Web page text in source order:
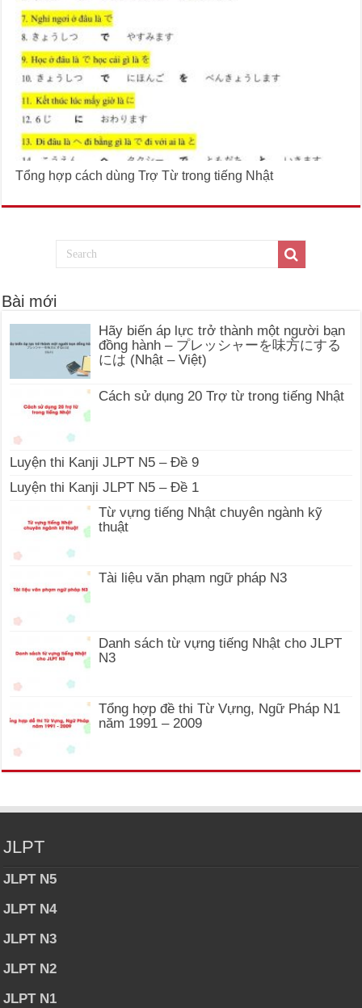
Tổng hợp cách dùng Trợ Từ trong tiếng Nhật
Bài mới
Hãy biến áp lực trở thành một người bạn
đồng hành – プレッシャーを味方にする
には (Nhật – Việt)
Cách sử dụng 20 Trợ từ trong tiếng Nhật
Luyện thi Kanji JLPT N5 – Đề 9
Luyện thi Kanji JLPT N5 – Đề 1
Từ vựng tiếng Nhật chuyên ngành kỹ
thuật
Tài liệu văn phạm ngữ pháp N3
Danh sách từ vựng tiếng Nhật cho JLPT
N3
Tổng hợp đề thi Từ Vựng, Ngữ Pháp N1
năm 1991 – 2009
JLPT
JLPT N5
JLPT N4
JLPT N3
JLPT N2
JLPT N1